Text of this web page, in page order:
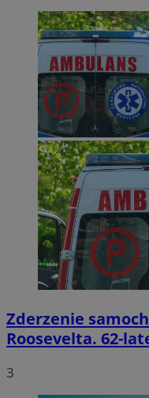
Zderzenie
Roosevelta. 62-
3